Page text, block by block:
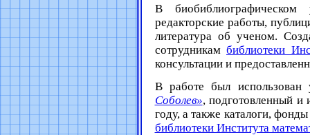
В
редакторские работы,
литература об ученом.
сотрудникам библиотеки
консультации и
В работе был использован
Соболев», подготовленный
году, а также каталоги,
библиотеки Института